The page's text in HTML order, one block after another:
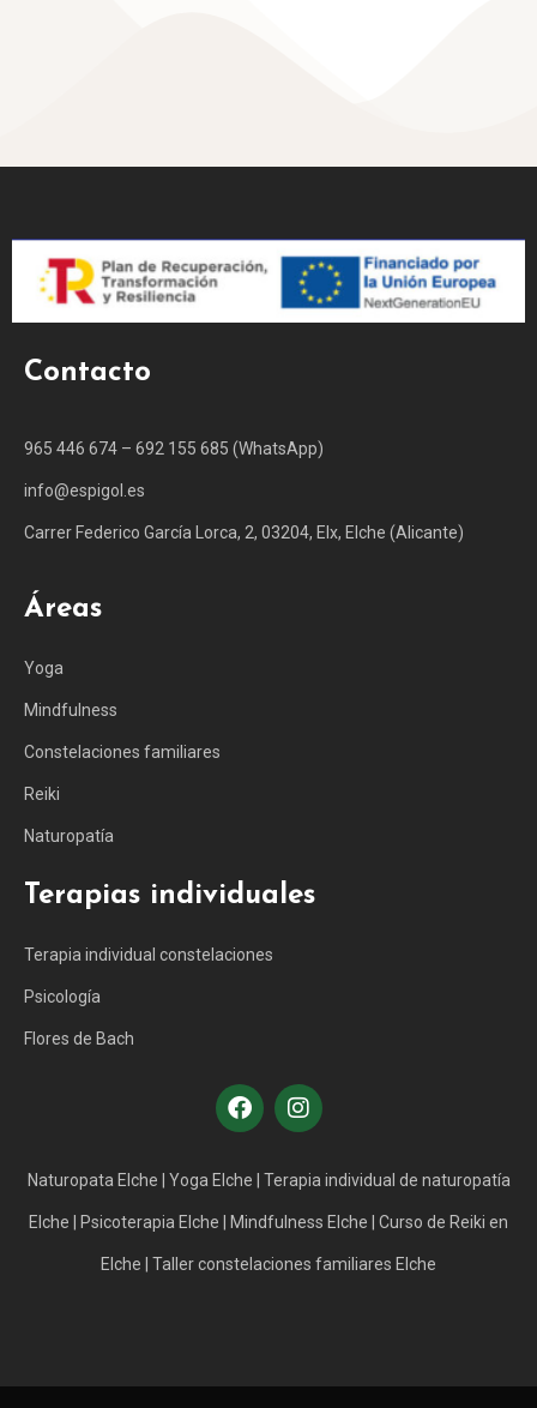
Contacto
965 446 674 – 692 155 685 (WhatsApp)
info@espigol.es
Carrer Federico García Lorca, 2, 03204, Elx, Elche (Alicante)
Áreas
Yoga
Mindfulness
Constelaciones familiares
Reiki
Naturopatía
Terapias individuales
Terapia individual constelaciones
Psicología
Flores de Bach
Naturopata Elche Yoga Elche Terapia individual de naturopatía
Elche Psicoterapia Elche Mindfulness Elche Curso de Reiki en
Elche Taller constelaciones familiares Elche